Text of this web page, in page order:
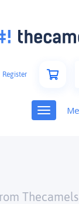
Register
Toggle
navigation
Thecamels